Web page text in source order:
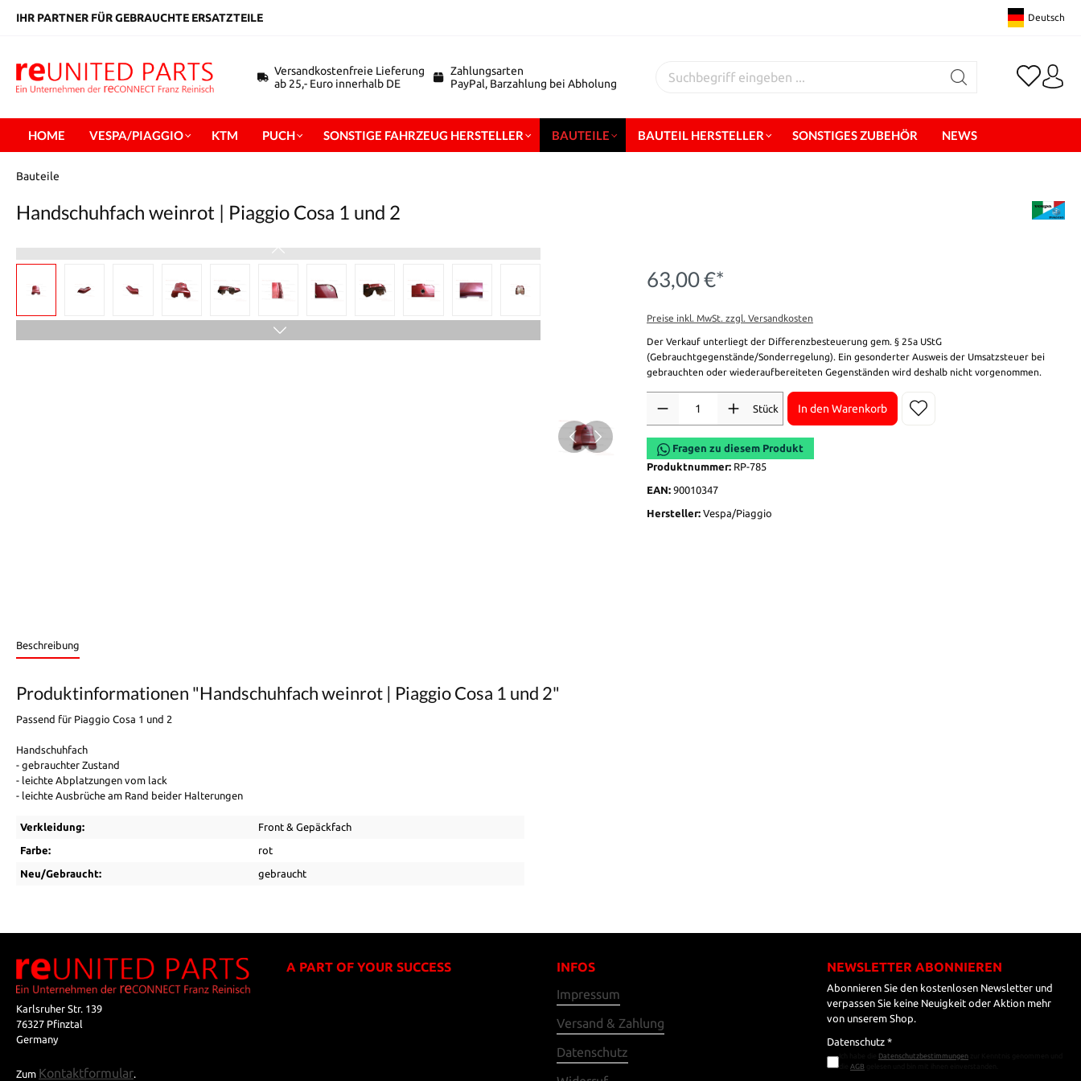
springen
IHR PARTNER FÜR GEBRAUCHTE ERSATZTEILE Deutsch
Versandkostenfreie Lieferung
ab 25,- Euro innerhalb DE
Zahlungsarten
PayPal, Barzahlung bei Abholung
HOME VESPA/PIAGGIO KTM PUCH SONSTIGE FAHRZEUG HERSTELLER BAUTEILE BAUTEIL HERSTELLER SONSTIGES ZUBEHÖR NEWS
Bauteile
Handschuhfach weinrot | Piaggio Cosa 1 und 2
63,00 €*
Preise inkl. MwSt. zzgl. Versandkosten
Der Verkauf unterliegt der Differenzbesteuerung gem. § 25a UStG
(Gebrauchtgegenstände/Sonderregelung). Ein gesonderter Ausweis der Umsatzsteuer bei
gebrauchten oder wiederaufbereiteten Gegenständen wird deshalb nicht vorgenommen.
Stück
In den Warenkorb
Fragen zu diesem Produkt
Produktnummer: RP-785
EAN: 90010347
Hersteller: Vespa/Piaggio
Beschreibung
Produktinformationen "Handschuhfach weinrot | Piaggio Cosa 1 und 2"
Passend für Piaggio Cosa 1 und 2
Handschuhfach
- gebrauchter Zustand
- leichte Abplatzungen vom lack
- leichte Ausbrüche am Rand beider Halterungen
Verkleidung: Front & Gepäckfach
Farbe: rot
Neu/Gebraucht: gebraucht
Karlsruher Str. 139
76327 Pfinztal
Germany
Zum Kontaktformular
A PART OF YOUR SUCCESS
INFOS
Impressum
Versand & Zahlung
Datenschutz
NEWSLETTER ABONNIEREN
Abonnieren Sie den kostenlosen Newsletter und
verpassen Sie keine Neuigkeit oder Aktion mehr
von unserem Shop.
Datenschutz *
Datenschutzbestimmungen
AGB